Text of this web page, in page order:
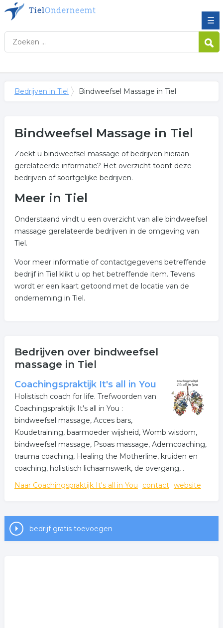
☰
Bedrijven in Tiel Bindweefsel Massage in Tiel
Bindweefsel Massage in Tiel
Zoekt u bindweefsel massage of bedrijven hieraan
gerelateerde informatie? Het overzicht toont deze
bedrijven of soortgelijke bedrijven.
Meer in Tiel
Onderstaand vindt u een overzicht van alle bindweefsel
massage gerelateerde bedrijven in de omgeving van
Tiel.
Voor meer informatie of contactgegevens betreffende
bedrijf in Tiel klikt u op het betreffende item. Tevens
wordt er een kaart getoond met de locatie van de
onderneming in Tiel.
Bedrijven over bindweefsel
massage in Tiel
Coachingspraktijk It's all in You
Holistisch coach for life. Trefwoorden van
Coachingspraktijk It's all in You :
bindweefsel massage, Acces bars,
Koudetraining, baarmoeder wijsheid, Womb wisdom,
bindweefsel massage, Psoas massage, Ademcoaching,
trauma coaching, Healing the Motherline, kruiden en
coaching, holistisch lichaamswerk, de overgang, .
Naar Coachingspraktijk It's all in You
contact website
bedrijf gratis toevoegen